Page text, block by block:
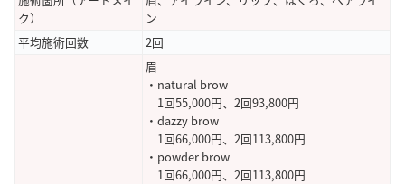
ク）
ン
平均施術回数
2回
眉
・natural brow
1回55,000円、2回93,800円
・dazzy brow
1回66,000円、2回113,800円
・powder brow
1回66,000円、2回113,800円